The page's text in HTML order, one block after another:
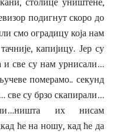
подигнут скоро до
смо оградицу која нам
капијицу. Јер су
и све су нам урнисали…
померамо.. секунд
све су брзо скапирали…
их нисам
ће на ношу, кад ће да